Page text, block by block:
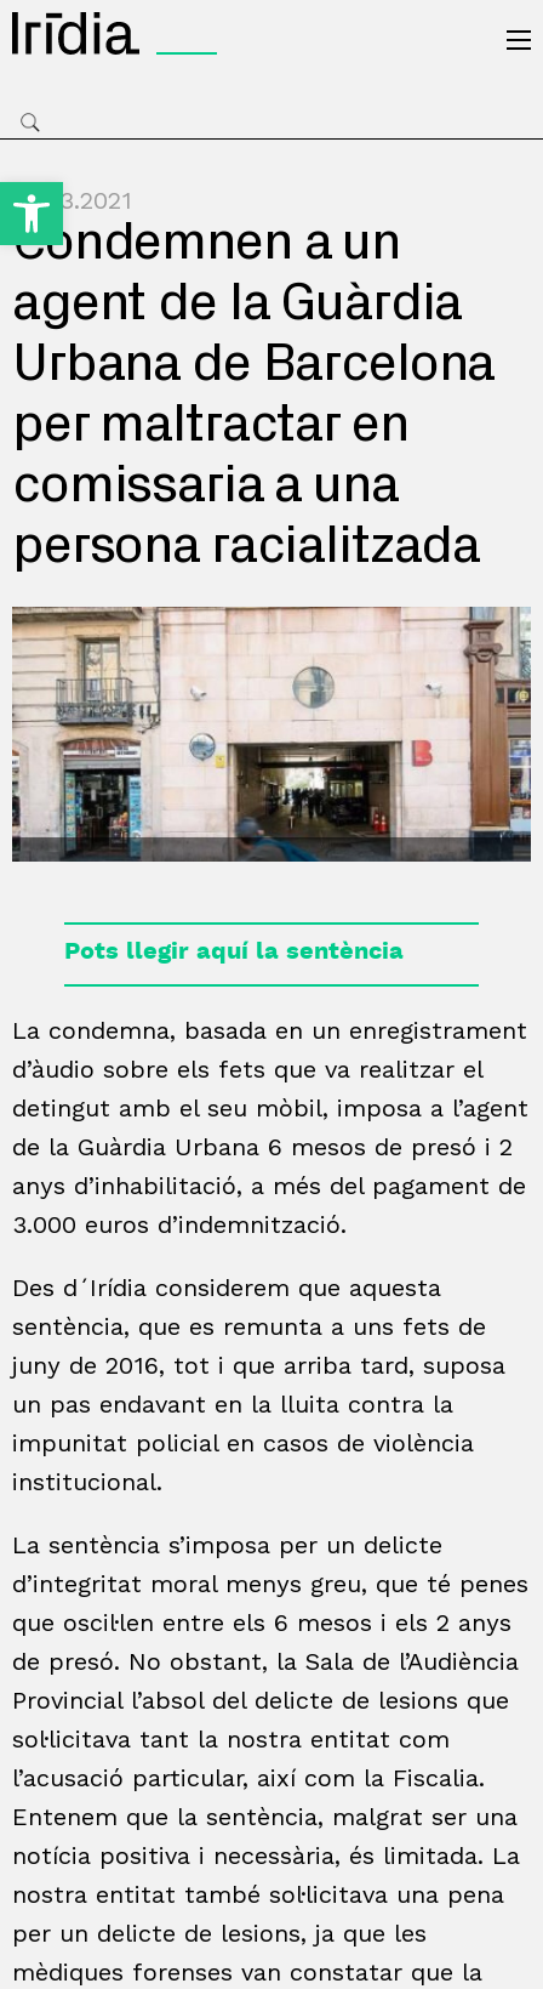
Obre la barra d'eines
22.03.2021
Condemnen a un
agent de la Guàrdia
Urbana de Barcelona
per maltractar en
comissaria a una
persona racialitzada
Pots llegir aquí la sentència
La condemna, basada en un enregistrament
d’àudio sobre els fets que va realitzar el
detingut amb el seu mòbil, imposa a l’agent
de la Guàrdia Urbana 6 mesos de presó i 2
anys d’inhabilitació, a més del pagament de
3.000 euros d’indemnització.
Des d´Irídia considerem que aquesta
sentència, que es remunta a uns fets de
juny de 2016, tot i que arriba tard, suposa
un pas endavant en la lluita contra la
impunitat policial en casos de violència
institucional.
La sentència s’imposa per un delicte
d’integritat moral menys greu, que té penes
que oscil·len entre els 6 mesos i els 2 anys
de presó. No obstant, la Sala de l’Audiència
Provincial l’absol del delicte de lesions que
sol·licitava tant la nostra entitat com
l’acusació particular, així com la Fiscalia.
Entenem que la sentència, malgrat ser una
notícia positiva i necessària, és limitada. La
nostra entitat també sol·licitava una pena
per un delicte de lesions, ja que les
mèdiques forenses van constatar que la